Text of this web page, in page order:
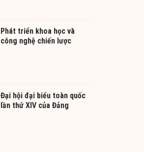
Phát triển khoa học và
công nghệ chiến lược
Đại hội đại biểu toàn quốc
lần thứ XIV của Đảng